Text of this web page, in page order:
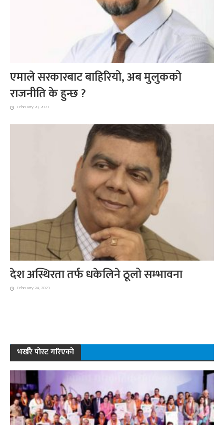
एमाले सरकारबाट बाहिरियो, अब मुलुकको
राजनीति के हुन्छ ?
February 28, 2023
देश अस्थिरता तर्फ धकेलिने ठूलो सम्भावना
February 24, 2023
भर्खरै पोस्ट गरिएको